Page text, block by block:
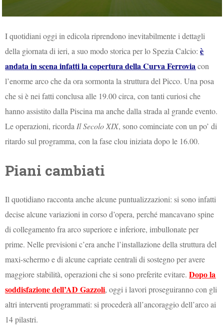
I quotidiani oggi in edicola riprendono inevitabilmente i dettagli
della giornata di ieri, a suo modo storica per lo Spezia Calcio:è
andata in scena infatti la copertura della Curva Ferroviacon
l’enorme arco che da ora sormonta la struttura del Picco. Una posa
che si è nei fatti conclusa alle 19.00 circa, con tanti curiosi che
hanno assistito dalla Piscina ma anche dalla strada al grande evento.
Le operazioni, ricorda Il Secolo XIX, sono cominciate con un po’ di
ritardo sul programma, con la fase clou iniziata dopo le 16.00.
Piani cambiati
Il quotidiano racconta anche alcune puntualizzazioni: si sono infatti
decise alcune variazioni in corso d’opera, perché mancavano spine
di collegamento fra arco superiore e inferiore, imbullonate per
prime. Nelle previsioni c’era anche l’installazione della struttura del
maxi-schermo e di alcune capriate centrali di sostegno per avere
maggiore stabilità, operazioni che si sono preferite evitare.Dopo la
soddisfazione dell’AD Gazzoli, oggi i lavori proseguiranno con gli
altri interventi programmati: si procederà all’ancoraggio dell’arco ai
14 pilastri.